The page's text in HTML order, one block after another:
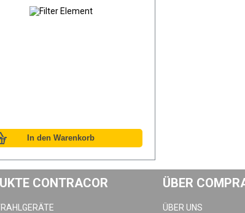
CONTRACOR ÜBER
ÜBER UNS